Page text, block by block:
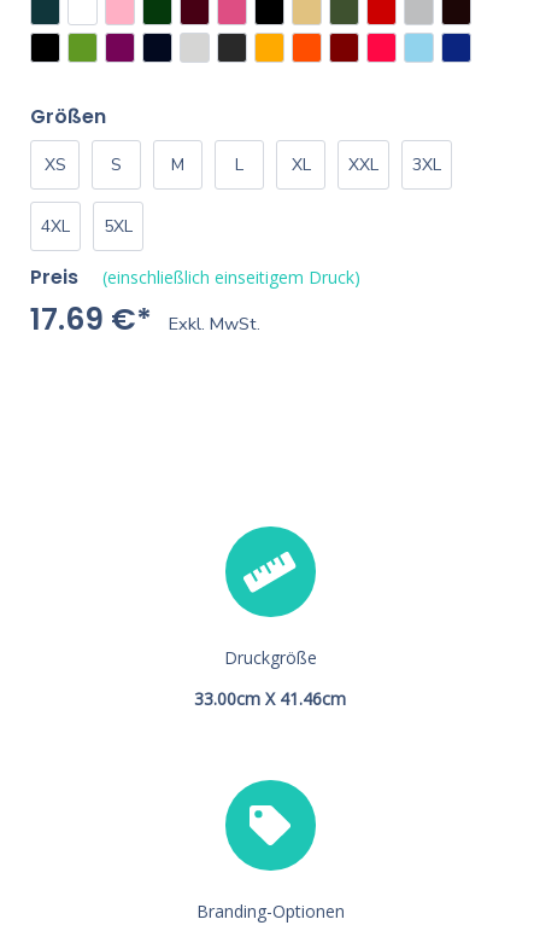
Größen
XS S M L XL XXL 3XL
4XL 5XL
Preis (einschließlich einseitigem Druck)
17.69 €* Exkl. MwSt.
Druckgröße
33.00cm X 41.46cm
Branding-Optionen